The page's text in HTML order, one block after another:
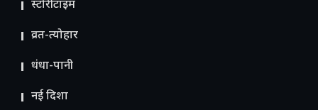
स्टोरीटाइम
व्रत-त्योहार
धंधा-पानी
नई दिशा